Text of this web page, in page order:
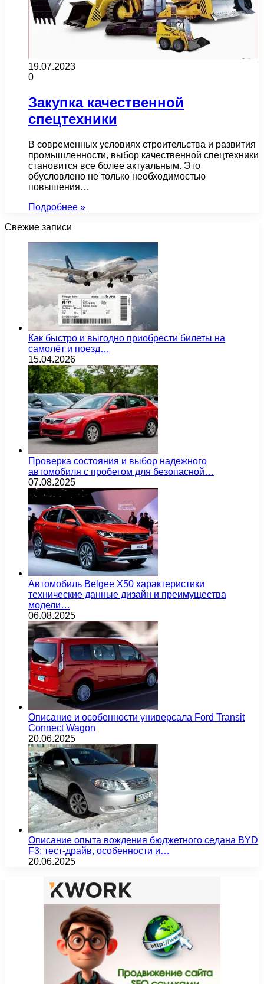
19.07.2023
0
Закупка качественной
спецтехники
В современных условиях строительства и развития
промышленности, выбор качественной спецтехники
становится все более актуальным. Это
обусловлено не только необходимостью
повышения…
Подробнее »
Свежие записи
Как быстро и выгодно приобрести билеты на
самолёт и поезд…
15.04.2026
Проверка состояния и выбор надежного
автомобиля с пробегом для безопасной…
07.08.2025
Автомобиль Belgee X50 характеристики
технические данные дизайн и преимущества
модели…
06.08.2025
Описание и особенности универсала Ford Transit
Connect Wagon
20.06.2025
Описание опыта вождения бюджетного седана BYD
F3: тест-драйв, особенности и…
20.06.2025